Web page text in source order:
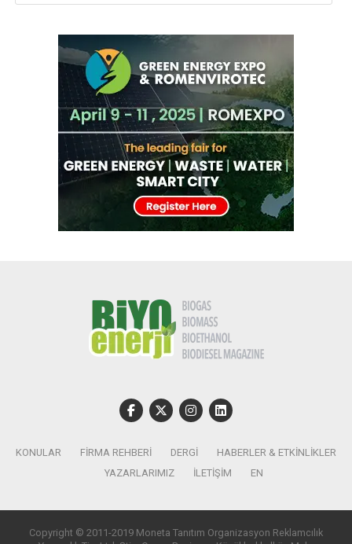
KONULAR FIRMA REHBERI DERGI
HABERLER & ETKINLIKLER
YAZARLARIMIZ
İLETIŞIM EN
Copyright © 2011-2019 Moneta Tanıtım Organizasyon Reklamcılık